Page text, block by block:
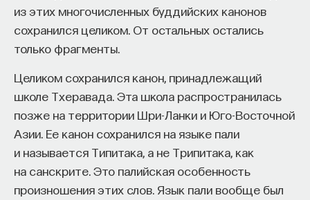
из этих многочисленных буддийских канонов
сохранился целиком. От остальных остались
только фрагменты.
Целиком сохранился канон, принадлежащий
школе Тхеравада. Эта школа распространилась
позже на территории Шри-Ланки и Юго-Восточной
Азии. Ее канон сохранился на языке пали
и называется Типитака, а не Трипитака, как
на санскрите. Это палийская особенность
произношения этих слов. Язык пали вообще был
НЕЙРОФИЗИОЛОГИЯ
ЕСТЕСТВЕННЫЕ НАУКИ
ХИМИЯ МЕЖДУ НЕЙРОНАМИ
к французам, за исключением людей очень
увлеченных идеей национальной
самобытности.